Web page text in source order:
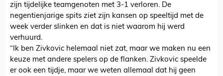
zijn tijdelijke teamgenoten met 3-1 verloren. De
negentienjarige spits ziet zijn kansen op speeltijd met de
week verder slinken en dat is niet waarom hij werd
verhuurd.
“Ik ben Zivkovic helemaal niet zat, maar we maken nu een
keuze met andere spelers op de flanken. Zivkovic speelde
er ook een tijdje, maar we weten allemaal dat hij geen